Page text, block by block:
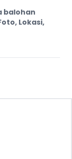
balohan
Lokasi,